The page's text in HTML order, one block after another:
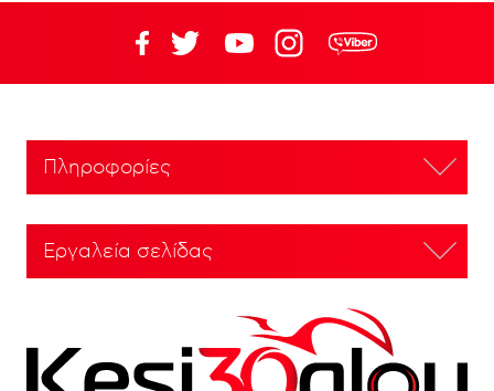
Πληροφορίες
Εργαλεία σελίδας